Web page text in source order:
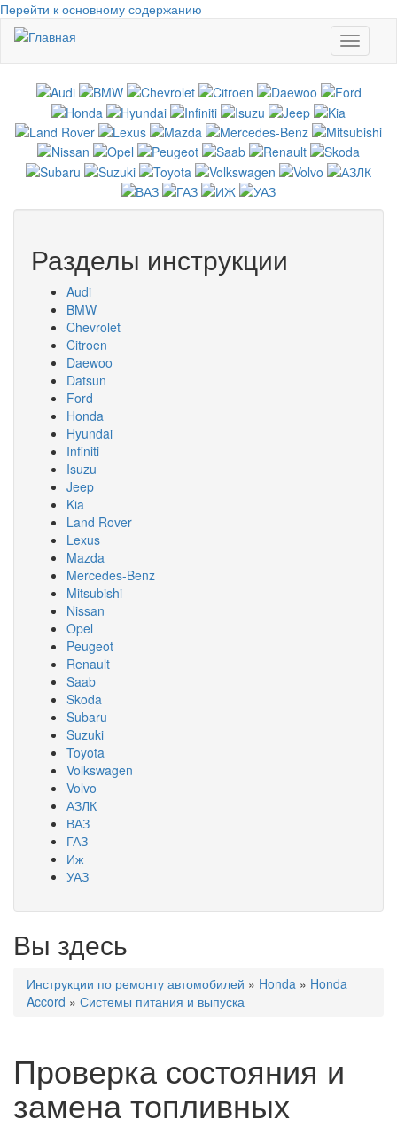
Перейти к основному содержанию
Toggle
Разделы инструкции
Audi
BMW
Chevrolet
Citroen
Daewoo
Datsun
Ford
Honda
Hyundai
Infiniti
Isuzu
Jeep
Kia
Land Rover
Lexus
Mazda
Mercedes-Benz
Mitsubishi
Nissan
Opel
Peugeot
Renault
Saab
Skoda
Subaru
Suzuki
Toyota
Volkswagen
Volvo
АЗЛК
ВАЗ
ГАЗ
Иж
УАЗ
Вы здесь
Инструкции по ремонту автомобилей » Honda » Honda
Accord » Системы питания и выпуска
Проверка состояния и
замена топливных